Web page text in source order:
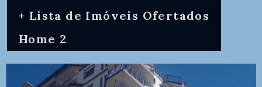
+ Lista de Imóveis Ofertados
Home 2